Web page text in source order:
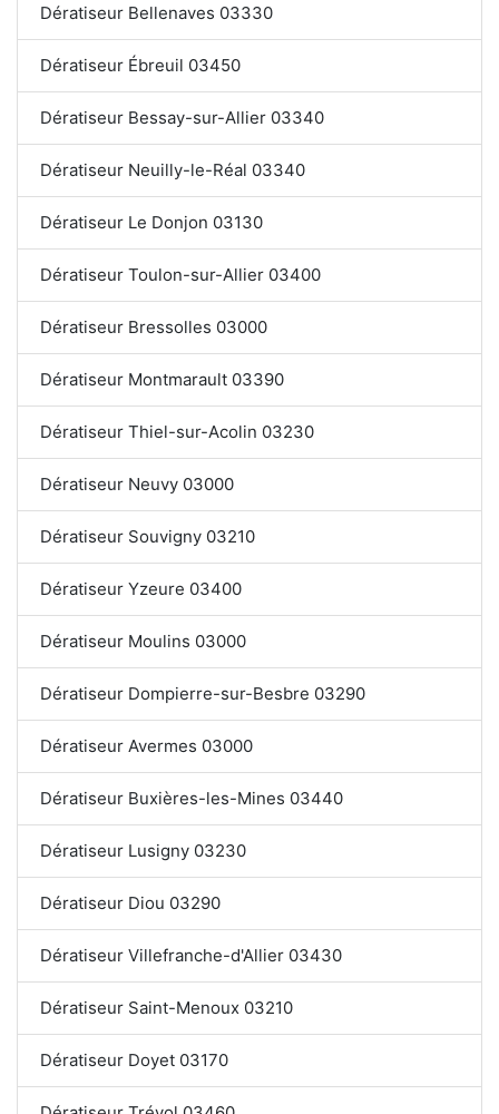
Dératiseur Bellenaves 03330
Dératiseur Ébreuil 03450
Dératiseur Bessay-sur-Allier 03340
Dératiseur Neuilly-le-Réal 03340
Dératiseur Le Donjon 03130
Dératiseur Toulon-sur-Allier 03400
Dératiseur Bressolles 03000
Dératiseur Montmarault 03390
Dératiseur Thiel-sur-Acolin 03230
Dératiseur Neuvy 03000
Dératiseur Souvigny 03210
Dératiseur Yzeure 03400
Dératiseur Moulins 03000
Dératiseur Dompierre-sur-Besbre 03290
Dératiseur Avermes 03000
Dératiseur Buxières-les-Mines 03440
Dératiseur Lusigny 03230
Dératiseur Diou 03290
Dératiseur Villefranche-d'Allier 03430
Dératiseur Saint-Menoux 03210
Dératiseur Doyet 03170